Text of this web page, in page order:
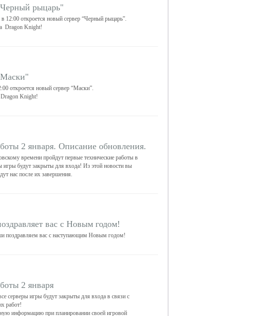
рыцарь"
12:00 откроется новый сервер “Черный рыцарь”.
Dragon Knight!
откроется новый сервер “Маски”.
Knight!
2 января. Описание обновления.
времени пройдут первые технические работы в
игры будут закрыты для входа! Из этой новости вы
нас после их завершения.
вас с Новым годом!
поздравляем вас с наступающим Новым годом!
2 января
серверы игры будут закрыты для входа в связи с
работ!
информацию при планировании своей игровой